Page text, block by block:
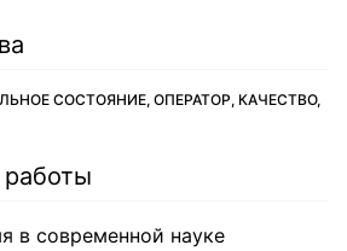
СОСТОЯНИЕ, ОПЕРАТОР, КАЧЕСТВО,
работы
в современной науке